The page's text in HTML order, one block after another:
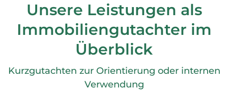
Unsere Leistungen als
Immobiliengutachter im
Überblick
Kurzgutachten zur Orientierung oder internen
Verwendung